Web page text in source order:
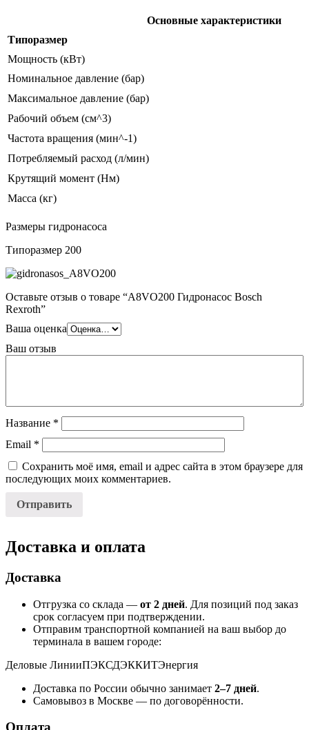
Основные характеристики
Типоразмер
Мощность (кВт)
Номинальное давление (бар)
Максимальное давление (бар)
Рабочий объем (см^3)
Частота вращения (мин^-1)
Потребляемый расход (л/мин)
Крутящий момент (Нм)
Масса (кг)
Размеры гидронасоса
Типоразмер 200
Оставьте отзыв о товаре “A8VO200 Гидронасос Bosch
Rexroth”
Ваша оценка
Ваш отзыв
Название *
Email *
Сохранить моё имя, email и адрес сайта в этом браузере для
последующих моих комментариев.
Доставка и оплата
Доставка
Отгрузка со склада — от 2 дней. Для позиций под заказ
срок согласуем при подтверждении.
Отправим транспортной компанией на ваш выбор до
терминала в вашем городе:
Деловые ЛинииПЭКСДЭККИТЭнергия
Доставка по России обычно занимает 2–7 дней.
Самовывоз в Москве — по договорённости.
Оплата